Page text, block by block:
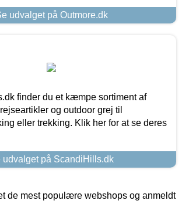
udvalget på Outmore.dk
finder du et kæmpe sortiment af
og outdoor grej til
eller trekking. Klik her for at se deres
udvalget på ScandiHills.dk
de mest populære webshops og anmeldt